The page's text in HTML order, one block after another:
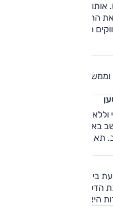
מחסור בהיצע הדגמים
החלל החסר בשורות
הישראלית של הראפיד מניעים שני
המוכר של סקודה, כאשר
ותא המטען המרשים
את הקו הסולידי
גימיקים מיותרים. מרחב
באחורי. איכות החומרים
תא המטען ענק עם נפח של
משכנעת ביותר. בתנועה פקוקה, תיבת
היצרנית.